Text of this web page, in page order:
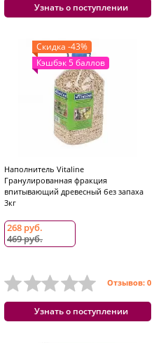
Узнать о поступлении
Скидка -43%
Кэшбэк 5 баллов
Наполнитель Vitaline
Гранулированная фракция
впитывающий древесный без запаха
3кг
268 руб.
469 руб.
Отзывов: 0
Узнать о поступлении